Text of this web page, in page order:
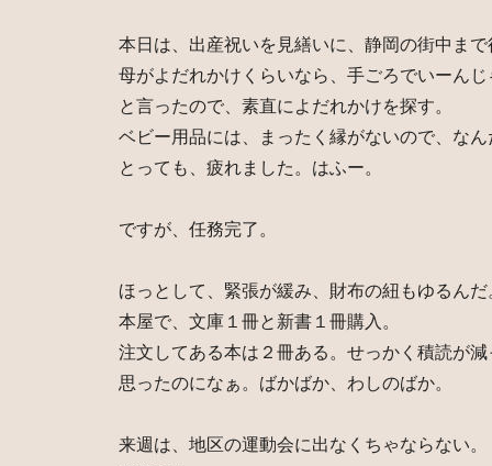
本日は、出産祝いを見繕いに、静岡の街中まで
母がよだれかけくらいなら、手ごろでいーんじ
と言ったので、素直によだれかけを探す。
ベビー用品には、まったく縁がないので、なん
とっても、疲れました。はふー。
ですが、任務完了。
ほっとして、緊張が緩み、財布の紐もゆるんだ
本屋で、文庫１冊と新書１冊購入。
注文してある本は２冊ある。せっかく積読が減
思ったのになぁ。ばかばか、わしのばか。
来週は、地区の運動会に出なくちゃならない。